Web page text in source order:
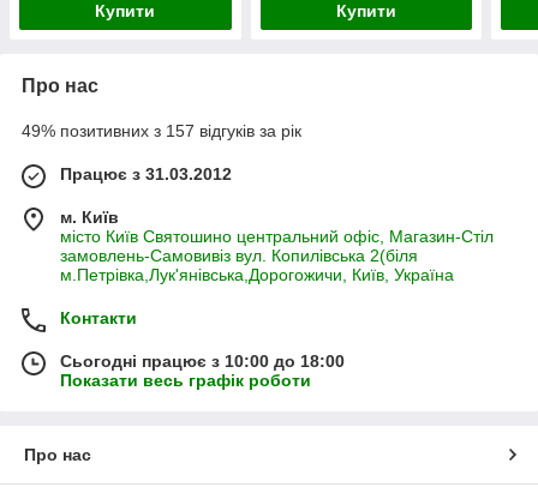
Купити Купити
Про нас
49% позитивних з 157 відгуків за рік
Працює з 31.03.2012
м. Київ
місто Київ Святошино центральний офіс, Магазин-Стіл
замовлень-Самовивіз вул. Копилівська 2(біля
м.Петрівка,Лук'янівська,Дорогожичи, Київ, Україна
Контакти
Сьогодні працює з 10:00 до 18:00
Показати весь графік роботи
Про нас